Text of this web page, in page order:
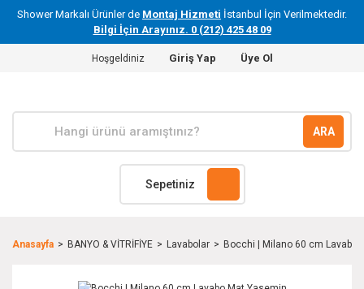
Shower Markalı Ürünler de Montaj Hizmeti İstanbul İçin Verilmektedir.
Bilgi İçin Arayınız. 0 (212) 425 48 09
Hoşgeldiniz Giriş Yap Üye Ol
ARA
Sepetiniz
Anasayfa BANYO & VİTRİFİYE Lavabolar Bocchi | Milano 60 cm Lavabo